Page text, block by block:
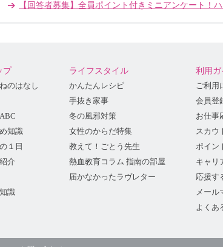
【回答者募集】全員ポイント付きミニアンケート！
プ
のはなし
知識
１日
介
識
ライフスタイル
かんたんレシピ
手抜き家事
冬の風邪対策
女性のからだ特集
教えて！ごとう先生
熱血教育コラム 指南の部屋
届かなかったラヴレター
利用ガ
ご利用
会員登
お仕事
スカウ
ポイン
キャリ
応援す
メール
よくあ